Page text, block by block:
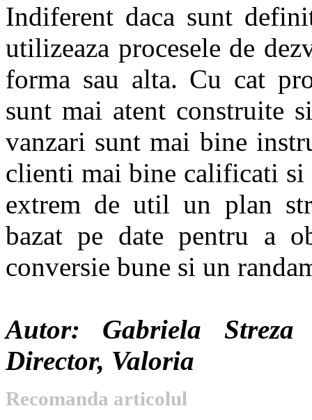
Indiferent daca sunt
utilizeaza procesele de
forma sau alta. Cu cat
sunt mai atent construite
vanzari sunt mai bine
clienti mai bine calificati si
extrem de util un plan
bazat pe date pentru a
conversie bune si un
Autor: Gabriela Streza
Director, Valoria
Recomanda articolul